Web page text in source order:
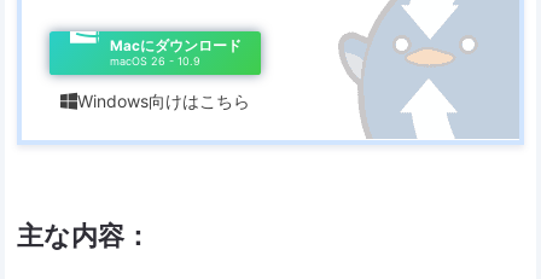
Macにダウンロード
macOS 26 - 10.9
Windows向けはこちら
主な内容：